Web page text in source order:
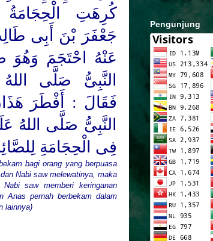
كُرِهَتِ الْحِجَامَةُ
جَعْفَرَ بْنَ أَبِى
عَنْهُ احْتَجَمَ وَهُوَ
النَّبِىُّ
صَلَّى
فَقَالَ : أَفْطَرَ
النَّبِىُّ صَلَّى اللهُ
فِى الْحِجَامَةِ
bagi orang yang berpuasa
Nabi saw melewatinya, maka
saw memberi keringanan
Anas pernah berbekam dalam
lainnya)
Pengunjung